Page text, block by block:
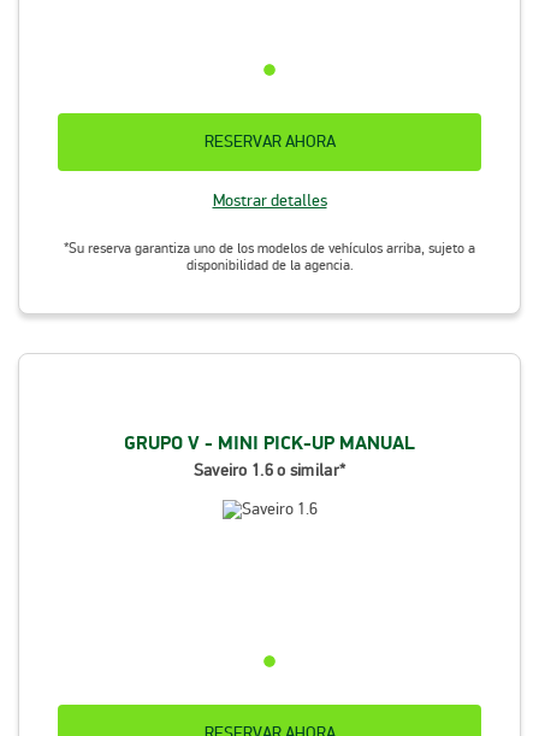
RESERVAR AHORA
Mostrar detalles
*Su reserva garantiza uno de los modelos de vehículos arriba, sujeto a
disponibilidad de la agencia.
GRUPO V - MINI PICK-UP MANUAL
Saveiro 1.6 o similar*